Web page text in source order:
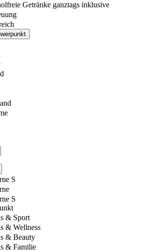
Getränke ganztags inklusive
S
S
& Sport
& Wellness
& Beauty
& Familie